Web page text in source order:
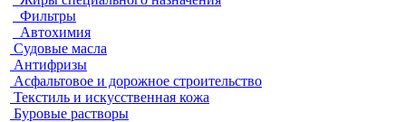
Фильтры
Автохимия
Судовые масла
Антифризы
Асфальтовое и дорожное строительство
Текстиль и искусственная кожа
Буровые растворы